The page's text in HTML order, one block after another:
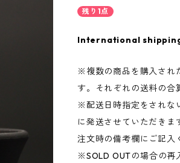
残り1点
International
※複数の商品を購入され
す。それぞれの送料の合
※配送日時指定をされな
に発送させていただき
注文時の備考欄にご記入
※SOLD OUTの場合の再